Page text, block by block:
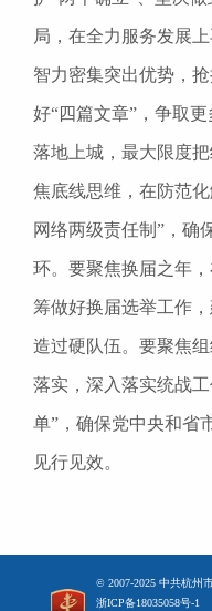
局，在全力服务发展
智力密集突出优势，
好“四篇文章”，争取
落地上城，最大限度
焦底线思维，在防范
网络两级责任制”，确
环。要聚焦换届之年
筹做好换届选举工作
造过硬队伍。要聚焦
落实，深入落实统战
单”，确保党中央和省
见行见效。
© 2007-2025 中共杭州
浙ICP备18035058号-1